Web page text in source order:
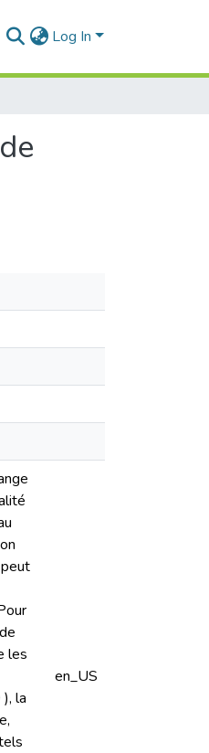
Log In
les
la
en_US